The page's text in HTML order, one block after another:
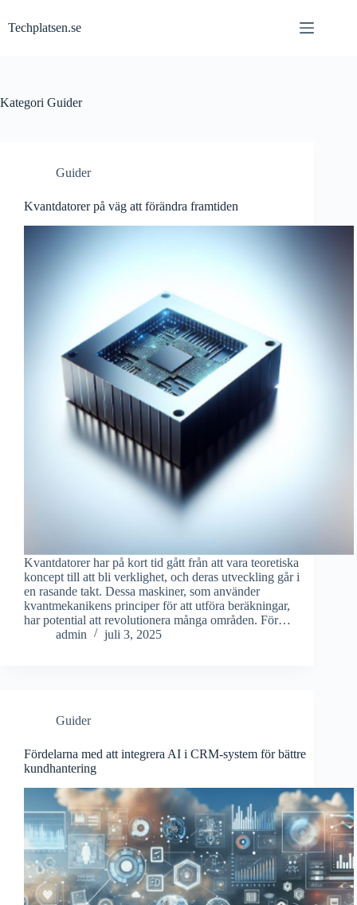
till
innehåll
Techplatsen.se
Kategori Guider
Guider
Kvantdatorer på väg att förändra framtiden
Kvantdatorer har på kort tid gått från att vara teoretiska
koncept till att bli verklighet, och deras utveckling går i
en rasande takt. Dessa maskiner, som använder
kvantmekanikens principer för att utföra beräkningar,
har potential att revolutionera många områden. För…
admin
juli 3, 2025
Guider
Fördelarna med att integrera AI i CRM-system för bättre
kundhantering